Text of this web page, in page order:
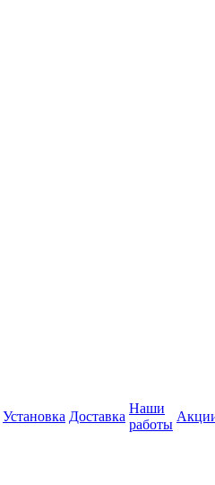
Установка Доставка
Наши
работы